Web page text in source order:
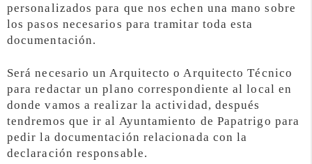
personalizados para que nos echen una mano sobre
los pasos necesarios para tramitar toda esta
documentación.
Será necesario un Arquitecto o Arquitecto Técnico
para redactar un plano correspondiente al local en
donde vamos a realizar la actividad, después
tendremos que ir al Ayuntamiento de Papatrigo para
pedir la documentación relacionada con la
declaración responsable.